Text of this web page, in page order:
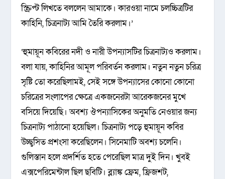
স্ক্রিপ্ট লিখতে বললেন আমাকে। কারওয়া নামে চলচ্চিত্রটির
কাহিনি, চিত্রনাট্য আমি তৈরি করলাম।’
‘হুমায়ূন কবিরের নদী ও নারী উপন্যাসটির চিত্রনাট্যও করলাম।
বলা যায়, কাহিনির আমূল পরিবর্তন করলাম। নতুন নতুন চরিত্র
সৃষ্টি তো করেছিলামই, সেই সঙ্গে উপন্যাসের কোনো কোনো
চরিত্রের সংলাপের ক্ষেত্রে একজনেরটা আরেকজনের মুখে
বসিয়ে দিয়েছি। অবশ্য ঔপন্যাসিকের অনুমতি নেওয়ার জন্য
চিত্রনাট্য পাঠানো হয়েছিল। চিত্রনাট্য পড়ে হুমায়ূন কবির
উচ্ছ্বসিত প্রশংসা করেছিলেন। সিনেমাটি অবশ্য চলেনি।
গুলিস্তান হলে প্রদর্শিত হতে পেরেছিল মাত্র দুই দিন। খুবই
এক্সপেরিমেন্টাল ছিল ছবিটি। ব্ল্যাঙ্ক ফ্রেম, ফ্রিজশট,